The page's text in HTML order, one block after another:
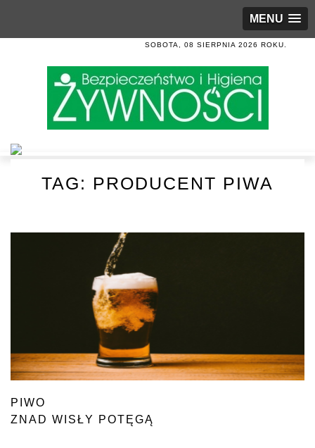
MENU
SOBOTA, 08 SIERPNIA 2026 ROKU.
TAG: PRODUCENT PIWA
PIWO
ZNAD WISŁY POTĘGĄ